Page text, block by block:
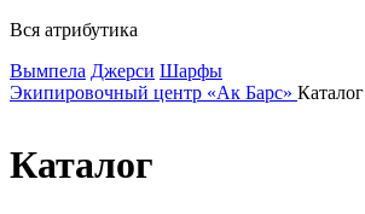
Вся атрибутика
Вымпела Джерси Шарфы
Экипировочный центр «Ак Барс» Каталог
Каталог